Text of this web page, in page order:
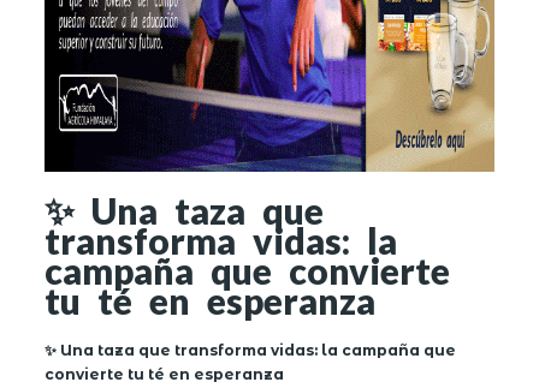
✨ Una taza que
transforma vidas: la
campaña que convierte
tu té en esperanza
✨ Una taza que transforma vidas: la campaña que
convierte tu té en esperanza